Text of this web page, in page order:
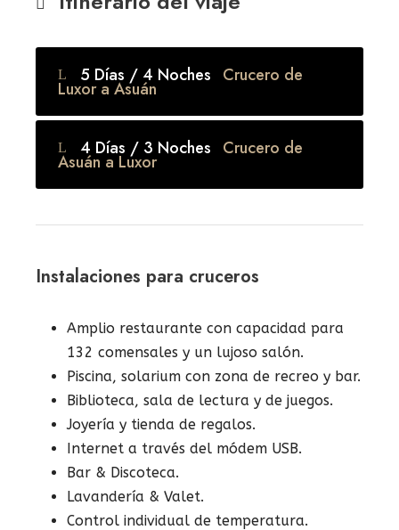
5 Días / 4 Noches Crucero de
Luxor a Asuán
4 Días / 3 Noches Crucero de
Asuán a Luxor
Instalaciones para cruceros
Amplio restaurante con capacidad para
132 comensales y un lujoso salón.
Piscina, solarium con zona de recreo y bar.
Biblioteca, sala de lectura y de juegos.
Joyería y tienda de regalos.
Internet a través del módem USB.
Bar & Discoteca.
Lavandería & Valet.
Control individual de temperatura.